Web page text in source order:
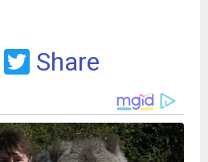
C
T
tt
er
Share